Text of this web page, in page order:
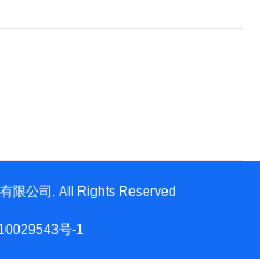
限公司. All Rights Reserved
号-1